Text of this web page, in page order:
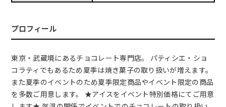
プロフィール
東京・武蔵境にあるチョコレート専門店。 パティシエ・ショ
コラティでもあるため夏季は焼き菓子の取り扱いが増えます。
また夏季のイベントのため夏季限定商品やイベント限定の商品
を多数ご用意します。 ★アイスをイベント特別価格にてご用意